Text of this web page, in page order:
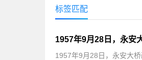
标签匹配
1957年9月28日，永安
1957年9月28日，永安大